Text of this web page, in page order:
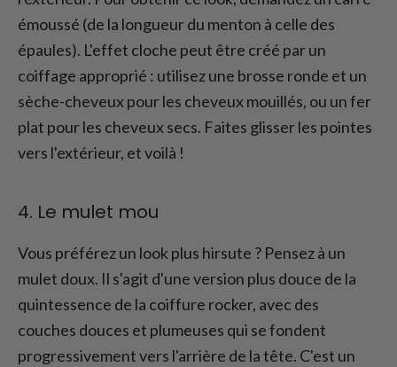
émoussé (de la longueur du menton à celle des
épaules). L'effet cloche peut être créé par un
coiffage approprié : utilisez une brosse ronde et un
sèche-cheveux pour les cheveux mouillés, ou un fer
plat pour les cheveux secs. Faites glisser les pointes
vers l'extérieur, et voilà !
4. Le mulet mou
Vous préférez un look plus hirsute ? Pensez à un
mulet doux. Il s'agit d'une version plus douce de la
quintessence de la coiffure rocker, avec des
couches douces et plumeuses qui se fondent
progressivement vers l'arrière de la tête. C'est un